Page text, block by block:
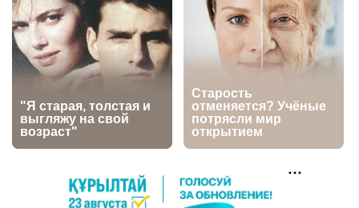
5
⚠️ Доброе утро, друзья! Предлагаем обзор
главных новостей за 4 августа
2824 0 1
6
🗣Глава государства направил телеграмму
соболезнования родным и близким Халық
қаһарманы Ивана Гапича
2798 2 42
🇫🇷 Клуб ПСЖ объявил об открытии своей